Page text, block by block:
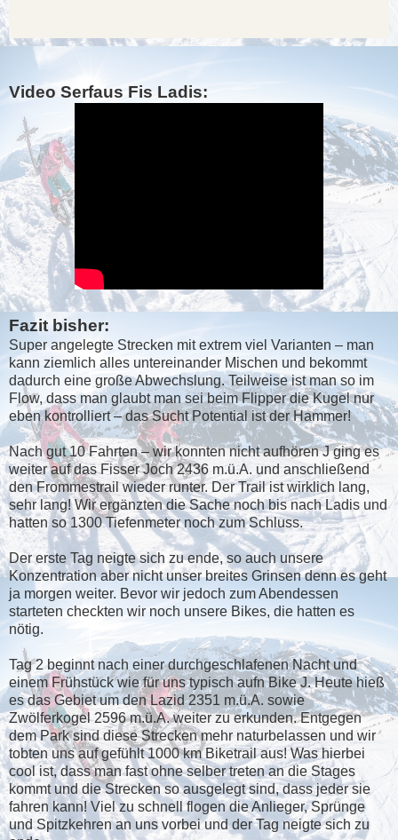
Video Serfaus Fis Ladis:
Fazit bisher:
Super angelegte Strecken mit extrem viel Varianten – man
kann ziemlich alles untereinander Mischen und bekommt
dadurch eine große Abwechslung. Teilweise ist man so im
Flow, dass man glaubt man sei beim Flipper die Kugel nur
eben kontrolliert – das Sucht Potential ist der Hammer!
Nach gut 10 Fahrten – wir konnten nicht aufhören J ging es
weiter auf das Fisser Joch 2436 m.ü.A. und anschließend
den Frommestrail wieder runter. Der Trail ist wirklich lang,
sehr lang! Wir ergänzten die Sache noch bis nach Ladis und
hatten so 1300 Tiefenmeter noch zum Schluss.
Der erste Tag neigte sich zu ende, so auch unsere
Konzentration aber nicht unser breites Grinsen denn es geht
ja morgen weiter. Bevor wir jedoch zum Abendessen
starteten checkten wir noch unsere Bikes, die hatten es
nötig.
Tag 2 beginnt nach einer durchgeschlafenen Nacht und
einem Frühstück wie für uns typisch aufn Bike J. Heute hieß
es das Gebiet um den Lazid 2351 m.ü.A. sowie
Zwölferkogel 2596 m.ü.A. weiter zu erkunden. Entgegen
dem Park sind diese Strecken mehr naturbelassen und wir
tobten uns auf gefühlt 1000 km Biketrail aus! Was hierbei
cool ist, dass man fast ohne selber treten an die Stages
kommt und die Strecken so ausgelegt sind, dass jeder sie
fahren kann! Viel zu schnell flogen die Anlieger, Sprünge
und Spitzkehren an uns vorbei und der Tag neigte sich zu